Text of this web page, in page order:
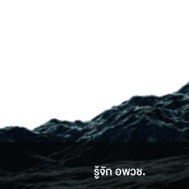
รู้จัก อพวช.